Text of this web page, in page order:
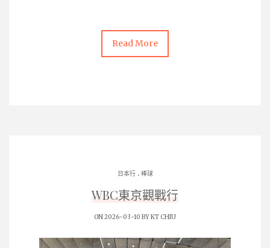
Read More
日本行. 棒球
WBC東京觀戰行
ON 2026-03-10 BYKT CHIU